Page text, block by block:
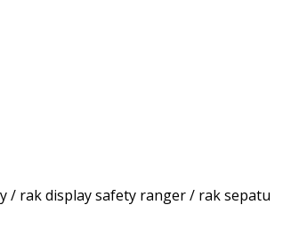
/ rak display safety ranger / rak sepatu